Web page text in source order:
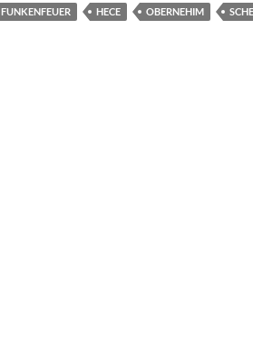
FUNKENFEUER HECE OBERNEHIM